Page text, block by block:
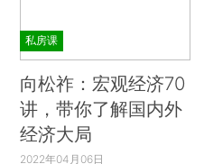
私房课
向松祚：宏观经济70
讲，带你了解国内外
经济大局
2022年04月06日